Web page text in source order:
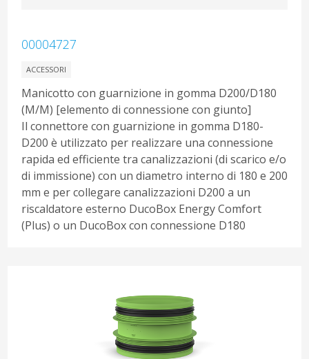
00004727
ACCESSORI
Manicotto con guarnizione in gomma D200/D180
(M/M) [elemento di connessione con giunto]
Il connettore con guarnizione in gomma D180-
D200 è utilizzato per realizzare una connessione
rapida ed efficiente tra canalizzazioni (di scarico e/o
di immissione) con un diametro interno di 180 e 200
mm e per collegare canalizzazioni D200 a un
riscaldatore esterno DucoBox Energy Comfort
(Plus) o un DucoBox con connessione D180